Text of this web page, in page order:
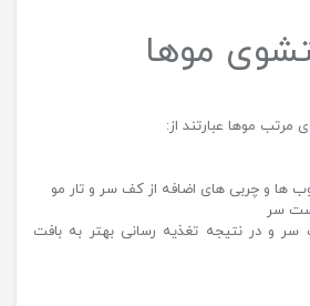
موها
مرتب موها عبارتند از:
ها و چربی های اضافه از کف سر و تار مو
سر
و در نتیجه تغذیه رسانی بهتر به بافت